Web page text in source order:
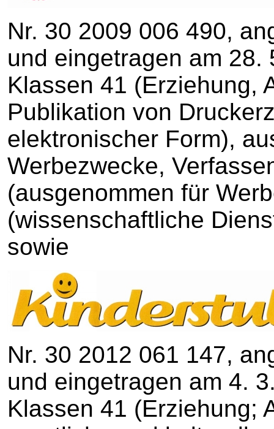
Nr. 30 2009 006 490,
und eingetragen am
Klassen 41 (Erziehung,
Publikation von
elektronischer Form),
Werbezwecke,
(ausgenommen für
(wissenschaftliche
sowie
Nr. 30 2012 061 147,
und eingetragen am 4.
Klassen 41 (Erziehung;